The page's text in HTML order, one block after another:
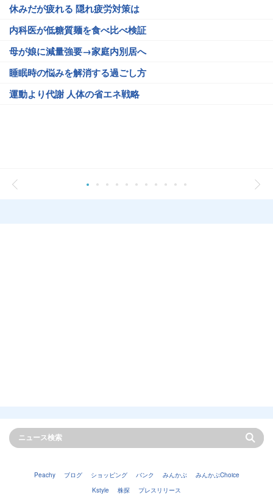
休みだが疲れる 隠れ疲労対策は
内科医が低糖質麺を食べ比べ検証
母が娘に減量強要→家庭内別居へ
睡眠時の悩みを解消する過ごし方
運動より代謝 人体の省エネ戦略
Peachy ブログ ショッピング バンク みんかぶ
みんかぶChoice
Kstyle
株探 プレスリリース